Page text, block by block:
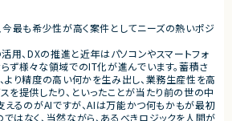
募集
■担当工程
・要件定義
・基本設計
・詳細設計
・実装
・テスト
・リリース対応
今最も希少性が高く案件としてニーズの熱いポジ
用、DXの推進と近年はパソコンやスマートフォ
ず様々な領域でのIT化が進んでいます。蓄積さ
より精度の高い何かを生み出し、業務生産性を高
を提供したり、といったことが当たり前の世の中
えるのがAIですが、AIは万能かつ何もかもが最初
はなく、当然ながら、あるべきロジックを人間が